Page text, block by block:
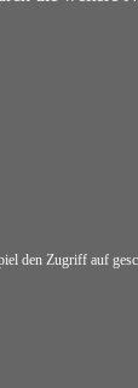
Zugriff auf